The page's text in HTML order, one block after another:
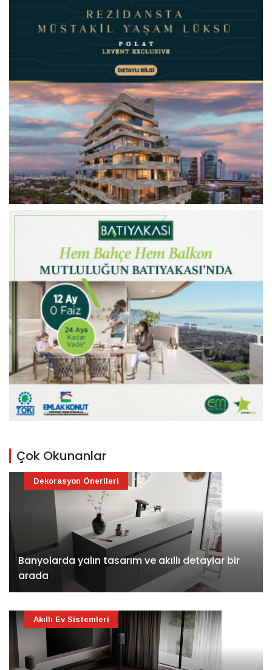
Çok Okunanlar
Banyolarda yalın tasarım ve akıllı detaylar bir
arada
Dekorasyon Önerileri
Akıllı Ev Sistemleri